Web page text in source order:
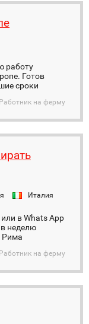
работу
Готов
сроки
на ферму
Италия
в Whats App
неделю
Рима
на ферму